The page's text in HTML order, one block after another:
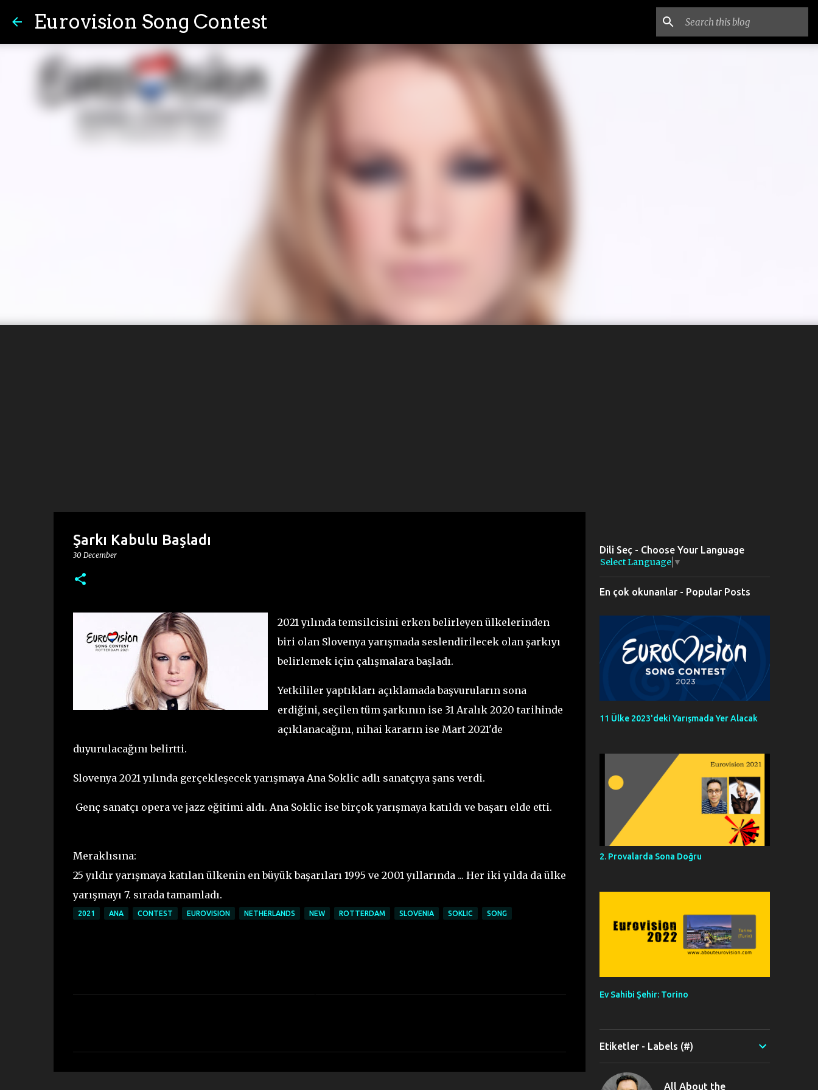
Eurovision Song Contest
Şarkı Kabulu Başladı
30 December
2021 yılında temsilcisini erken belirleyen ülkelerinden
biri olan Slovenya yarışmada seslendirilecek olan şarkıyı
belirlemek için çalışmalara başladı.
Yetkililer yaptıkları açıklamada başvuruların sona
erdiğini, seçilen tüm şarkının ise 31 Aralık 2020 tarihinde
açıklanacağını, nihai kararın ise Mart 2021'de
duyurulacağını belirtti.
Slovenya 2021 yılında gerçekleşecek yarışmaya Ana Soklic adlı sanatçıya şans verdi.
Genç sanatçı opera ve jazz eğitimi aldı. Ana Soklic ise birçok yarışmaya katıldı ve başarı elde etti.
Meraklısına:
25 yıldır yarışmaya katılan ülkenin en büyük başarıları 1995 ve 2001 yıllarında ... Her iki yılda da ülke
yarışmayı 7. sırada tamamladı.
2021 ANA CONTEST EUROVISION NETHERLANDS NEW ROTTERDAM SLOVENIA SOKLIC SONG
Dili Seç - Choose Your Language
Select Language ▼
En çok okunanlar - Popular Posts
11 Ülke 2023'deki Yarışmada Yer Alacak
2. Provalarda Sona Doğru
Ev Sahibi Şehir: Torino
Etiketler - Labels (#)
All About the